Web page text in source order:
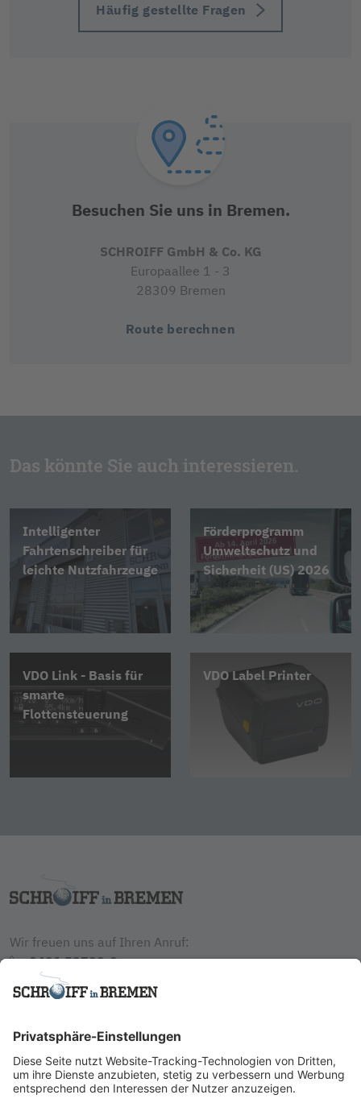
Häufig gestellte Fragen
Besuchen Sie uns in Bremen.
SCHROIFF GmbH & Co. KG
Europaallee 1 - 3
28309 Bremen
Route berechnen
Das könnte Sie auch interessieren.
Intelligenter
Fahrtenschreiber für
leichte Nutzfahrzeuge
Förderprogramm
Umweltschutz und
Sicherheit (US) 2026
VDO Link - Basis für
smarte
Flottensteuerung
VDO Label Printer
Wir freuen uns auf Ihren Anruf:
0421 53709-0
Schreiben Sie uns jederzeit:
SCHROIFF GmbH & Co. KG
Europaallee 1 - 3
28309 Bremen